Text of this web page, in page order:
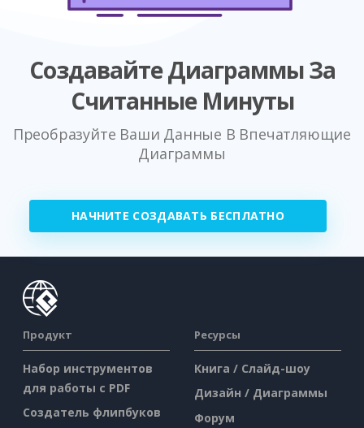
Создавайте Диаграммы За
Считанные Минуты
Преобразуйте Ваши Данные В Впечатляющие
Диаграммы
НАЧНИТЕ СОЗДАВАТЬ БЕСПЛАТНО
Продукт
Набор инструментов
для работы с PDF
Создатель флипбуков
Ресурсы
Книга / Слайд-шоу
Дизайн / Диаграммы
Форум